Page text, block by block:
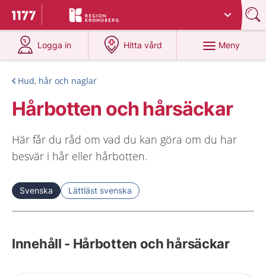
Till startsidan för 1177
Du har valt region
Logga in
på 1177.se
Hitta vård
på 1177.se
Meny
Hud, hår och naglar
Hårbotten och hårsäckar
Här får du råd om vad du kan göra om du har
besvär i hår eller hårbotten.
Svenska Lättläst svenska
Innehåll - Hårbotten och hårsäckar